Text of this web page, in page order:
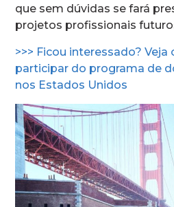
que sem dúvidas se fará
projetos profissionais
>>> Ficou interessado?
participar do programa de
nos Estados Unidos